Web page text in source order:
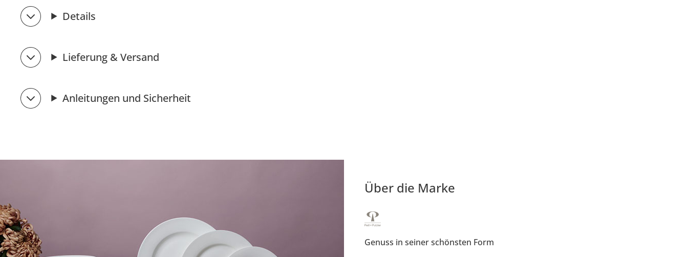
Details
Lieferung & Versand
Anleitungen und Sicherheit
Über die Marke
Genuss in seiner schönsten Form